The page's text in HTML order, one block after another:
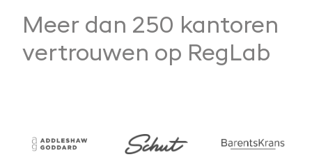
Meer dan 250 kantoren
vertrouwen op RegLab